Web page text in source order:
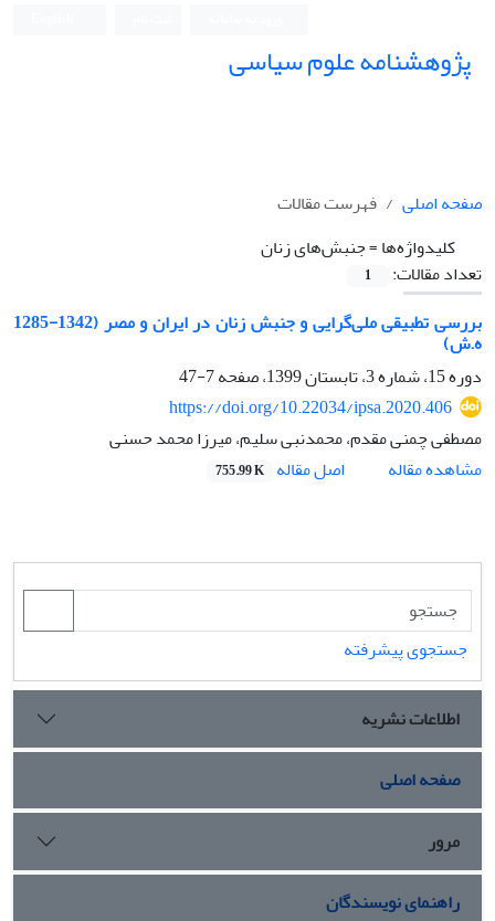
پژوهشنامه علوم سیاسی
صفحه اصلی
فهرست مقالات
کلیدواژه‌ها =جنبش‌های زنان
تعداد مقالات:
1
بررسی تطبیقی ملی‌گرایی و جنبش زنان در ایران و مصر (1342-1285
ه.ش)
دوره 15، شماره 3، تابستان 1399، صفحه
7-47
https://doi.org/10.22034/ipsa.2020.406
مصطفی چمنی مقدم، محمدنبی سلیم، میرزا محمد حسنی
مشاهده مقاله
اصل مقاله 755.99 K
جستجوی پیشرفته
اطلاعات نشریه
صفحه اصلی
مرور
راهنمای نویسندگان